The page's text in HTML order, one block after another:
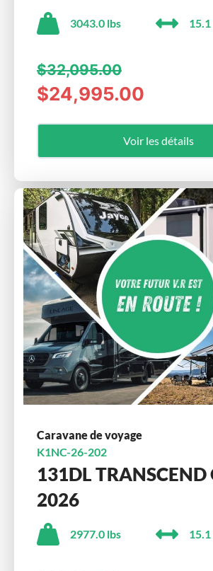
3043.0 lbs
$32,095.00
$24,995.00
Voir les détails
Caravane de voyage
K1NC-26-202
131DL TRANSCEND
2026
2977.0 lbs